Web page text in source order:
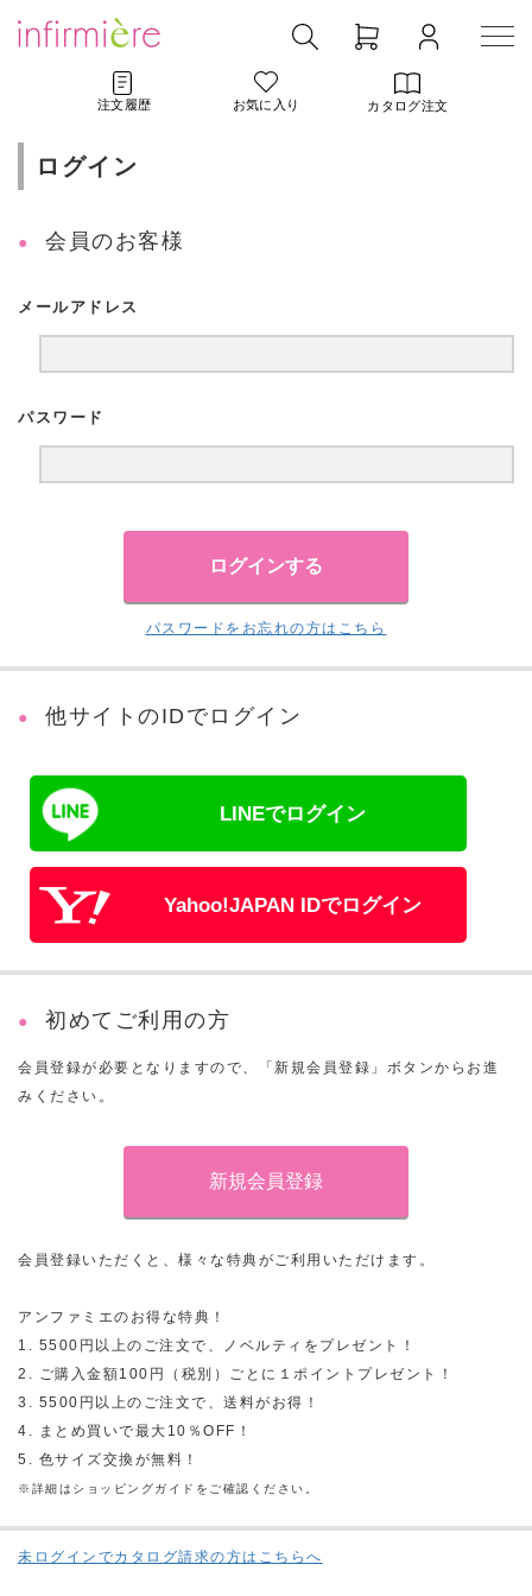
注文履歴 お気に入り カタログ注文
ログイン
会員のお客様
メールアドレス
パスワード
パスワードをお忘れの方はこちら
他サイトのIDでログイン
LINEでログイン
Yahoo!JAPAN IDでログイン
初めてご利用の方
会員登録が必要となりますので、「新規会員登録」ボタンからお進
みください。
会員登録いただくと、様々な特典がご利用いただけます。
アンファミエのお得な特典！
1. 5500円以上のご注文で、ノベルティをプレゼント！
2. ご購入金額100円（税別）ごとに１ポイントプレゼント！
3. 5500円以上のご注文で、送料がお得！
4. まとめ買いで最大10％OFF！
5. 色サイズ交換が無料！
※詳細はショッピングガイドをご確認ください。
未ログインでカタログ請求の方はこちらへ